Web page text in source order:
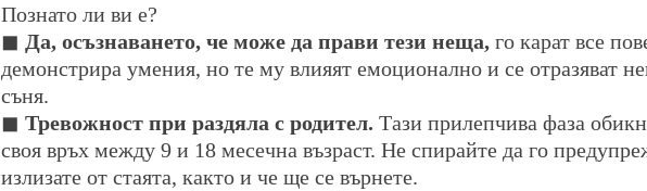
Познато ли ви е?
◼ Да, осъзнаването, че може да прави тези неща, го карат все
демонстрира умения, но те му влияят емоционално и се отразяват
съня.
◼ Тревожност при раздяла с родител. Тази прилепчива фаза
своя връх между 9 и 18 месечна възраст. Не спирайте да го
излизате от стаята, както и че ще се върнете.